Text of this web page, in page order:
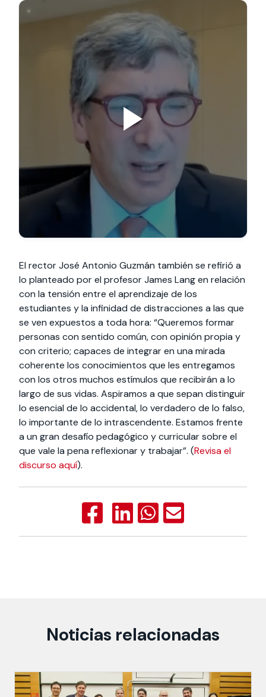
El rector José Antonio Guzmán también se refirió a
lo planteado por el profesor James Lang en relación
con la tensión entre el aprendizaje de los
estudiantes y la infinidad de distracciones a las que
se ven expuestos a toda hora: “Queremos formar
personas con sentido común, con opinión propia y
con criterio; capaces de integrar en una mirada
coherente los conocimientos que les entregamos
con los otros muchos estímulos que recibirán a lo
largo de sus vidas. Aspiramos a que sepan distinguir
lo esencial de lo accidental, lo verdadero de lo falso,
lo importante de lo intrascendente. Estamos frente
a un gran desafío pedagógico y curricular sobre el
que vale la pena reflexionar y trabajar”. (Revisa el
discurso aquí).
Noticias relacionadas